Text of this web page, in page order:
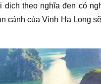
theo nghĩa đen có
cảnh của Vịnh Hạ Long